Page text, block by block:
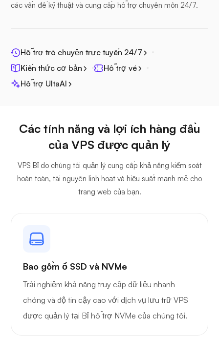
Lăng kính quang học
các vấn đề kỹ thuật và cung cấp hỗ trợ chuyên môn 24/7.
Hỗ trợ trò chuyện trực tuyến 24/7
Kiến thức cơ bản
Hỗ trợ vé
Hỗ trợ UltaAI
Các tính năng và lợi ích hàng đầu
của VPS được quản lý
VPS Bỉ do chúng tôi quản lý cung cấp khả năng kiểm soát
hoàn toàn, tài nguyên linh hoạt và hiệu suất mạnh mẽ cho
trang web của bạn.
Bao gồm ổ SSD và NVMe
Trải nghiệm khả năng truy cập dữ liệu nhanh
chóng và độ tin cậy cao với dịch vụ lưu trữ VPS
được quản lý tại Bỉ hỗ trợ NVMe của chúng tôi.